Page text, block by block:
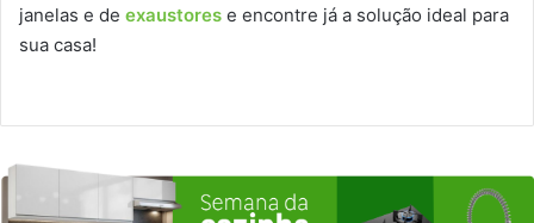
janelas e de exaustores e encontre já a solução ideal para
sua casa!